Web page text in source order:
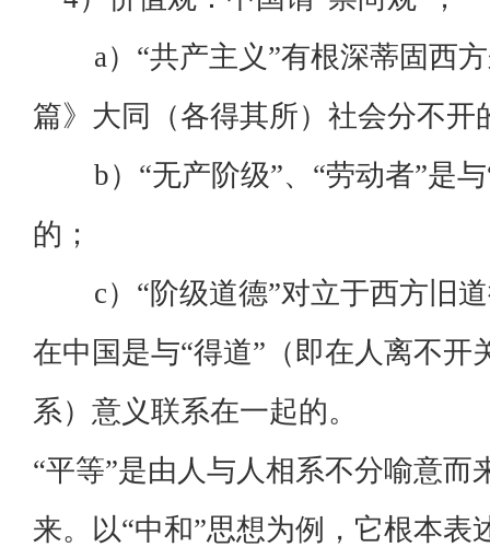
a）“共产主义”有根深蒂固西方
篇》大同（各得其所）社会分不开
b）“无产阶级”、“劳动者”是与
的；
c）“阶级道德”对立于西方旧道
在中国是与“得道”（即在人离不
系）意义联系在一起的。
“平等”是由人与人相系不分喻意而
来。以“中和”思想为例，它根本